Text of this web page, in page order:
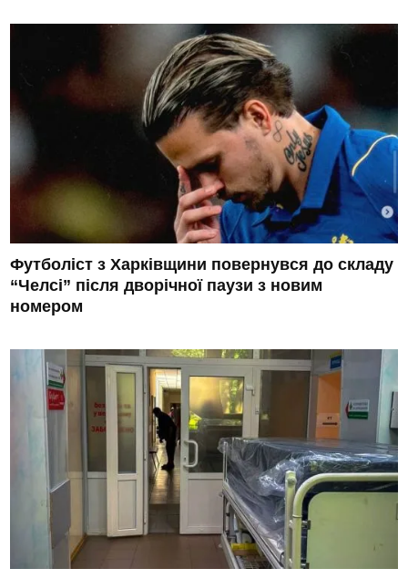
Футболіст з Харківщини повернувся до складу
“Челсі” після дворічної паузи з новим
номером